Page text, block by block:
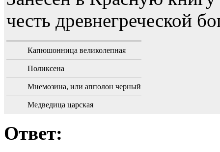
честь древнегреческой
Капюшонница великолепная
Поликсена
Мнемозина, или апполон черный
Медведица царская
Ответ: